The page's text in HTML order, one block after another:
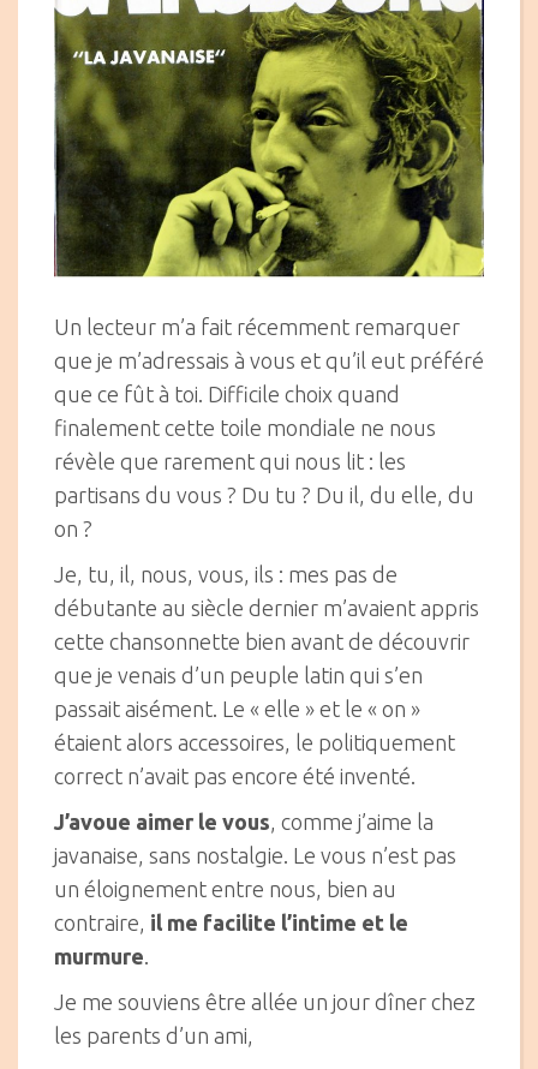
Un lecteur m’a fait récemment remarquer
que je m’adressais à vous et qu’il eut préféré
que ce fût à toi. Difficile choix quand
finalement cette toile mondiale ne nous
révèle que rarement qui nous lit : les
partisans du vous ? Du tu ? Du il, du elle, du
on ?
Je, tu, il, nous, vous, ils : mes pas de
débutante au siècle dernier m’avaient appris
cette chansonnette bien avant de découvrir
que je venais d’un peuple latin qui s’en
passait aisément. Le « elle » et le « on »
étaient alors accessoires, le politiquement
correct n’avait pas encore été inventé.
J’avoue aimer le vous , comme j’aime la
javanaise, sans nostalgie. Le vous n’est pas
un éloignement entre nous, bien au
contraire, il me facilite l’intime et le
murmure
Je me souviens être allée un jour dîner chez
les parents d’un ami,